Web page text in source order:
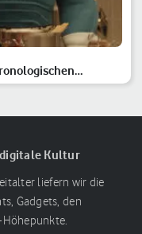
Kultur
liefern wir die
Gadgets, den
Höhepunkte.